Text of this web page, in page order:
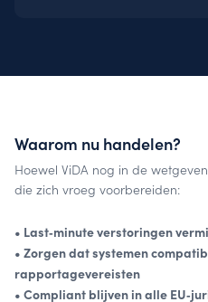
Waarom nu handelen?
Hoewel ViDA nog in de
die zich vroeg voorbereiden:
• Last‑minute verstoringen
• Zorgen dat systemen
rapportagevereisten
• Compliant blijven in alle